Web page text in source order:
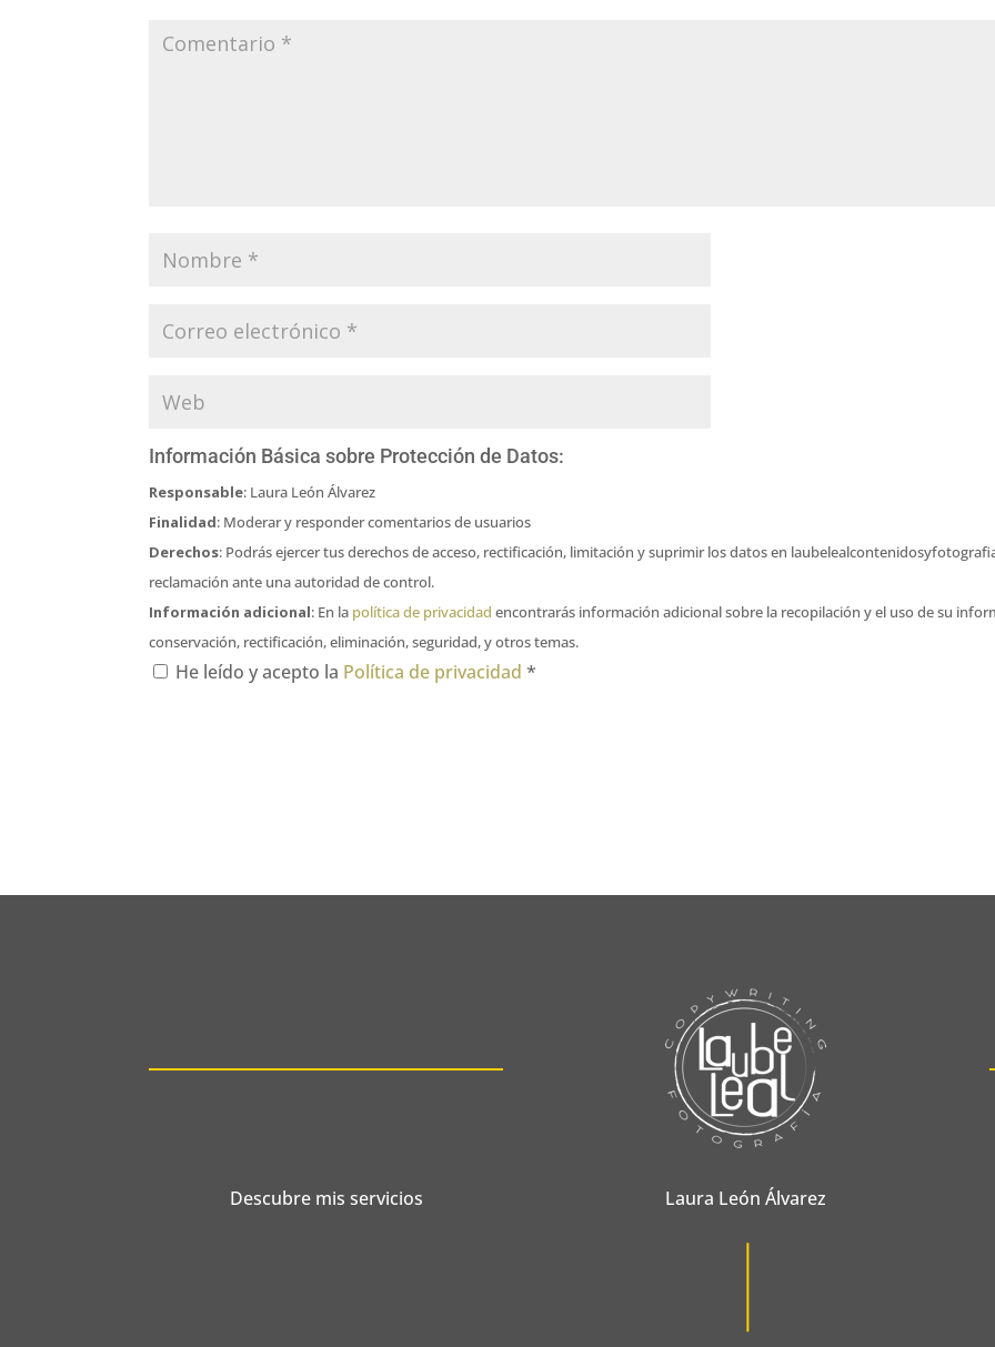
Información Básica sobre Protección de Datos:
Responsable: Laura León Álvarez
Finalidad: Moderar y responder comentarios de usuarios
Derechos: Podrás ejercer tus derechos de acceso, rectificación, limitación y suprimir los datos en
reclamación ante una autoridad de control.
Información adicional: En la política de privacidad encontrarás información adicional sobre la recopilación y el uso de su
conservación, rectificación, eliminación, seguridad, y otros temas.
He leído y acepto la Política de privacidad*
Descubre mis servicios Laura León Álvarez